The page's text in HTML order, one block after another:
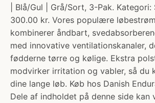
| Blå/Gul | Grå/Sort, 3-Pak. Kategori:
300.00 kr. Vores populære
kombinerer åndbart,
med innovative ventilationskanaler,
fødderne tørre og kølige. Ekstra
modvirker irritation og vabler, så du
dine lange løb. Køb hos Danish
Dele af indholdet på denne side kan